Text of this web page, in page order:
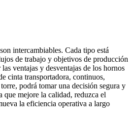
intercambiables. Cada tipo está
de trabajo y objetivos de producción
ventajas y desventajas de los hornos
cinta transportadora, continuos,
podrá tomar una decisión segura y
que mejore la calidad, reduzca el
la eficiencia operativa a largo